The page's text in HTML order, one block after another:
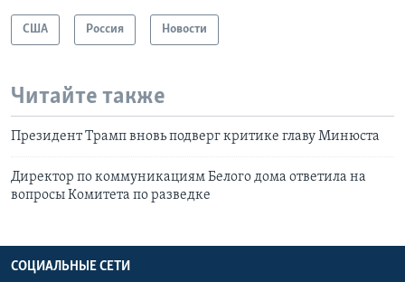
США Россия Новости
Читайте также
Президент Трамп вновь подверг критике главу Минюста
Директор по коммуникациям Белого дома ответила на
вопросы Комитета по разведке
СОЦИАЛЬНЫЕ СЕТИ